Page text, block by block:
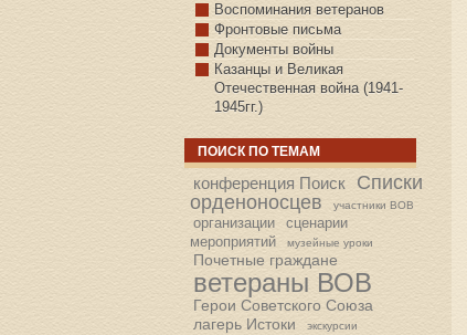
Воспоминания ветеранов
Фронтовые письма
Документы войны
Казанцы и Великая
Отечественная война (1941-
1945гг.)
ПОИСК ПО ТЕМАМ
конференция Поиск
Списки
орденоносцев
участники ВОВ
организации
сценарии
мероприятий
музейные уроки
Почетные граждане
ветераны ВОВ
Герои Советского Союза
лагерь Истоки
экскурсии